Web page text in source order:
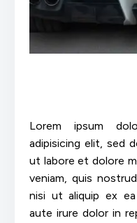
Lorem ipsum
adipisicing elit, sed
ut labore et dolore
veniam, quis
nisi ut aliquip ex
aute irure dolor in